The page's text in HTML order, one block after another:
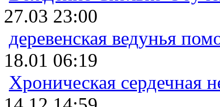
27.03 23:00
деревенская ведунья
18.01 06:19
Хроническая сердечная